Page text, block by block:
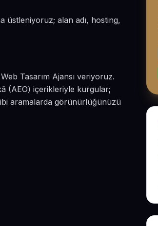
üstleniyoruz; alan adı, hosting,
Tasarım Ajansı veriyoruz.
(AEO) içerikleriyle kurgular;
aramalarda görünürlüğünüzü